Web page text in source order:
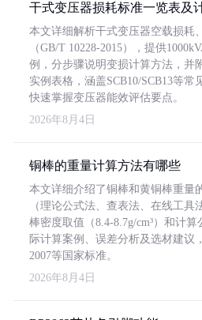
干式变压器损耗标准一览表及
本文详细解析干式变压器空载损耗
（GB/T 10228-2015），提供
例，分步骤说明变损计算方法，并
实例表格，涵盖SCB10/SCB13等常
快速掌握变压器能效评估要点。
2026年8月4日
铜棒的重量计算方法有哪些
本文详细介绍了铜棒和黄铜棒重量
（理论公式法、查表法、在线工具
棒密度取值（8.4-8.7g/cm³）和计
际计算案例、误差分析及选材建议
2007等国家标准。
2026年8月4日